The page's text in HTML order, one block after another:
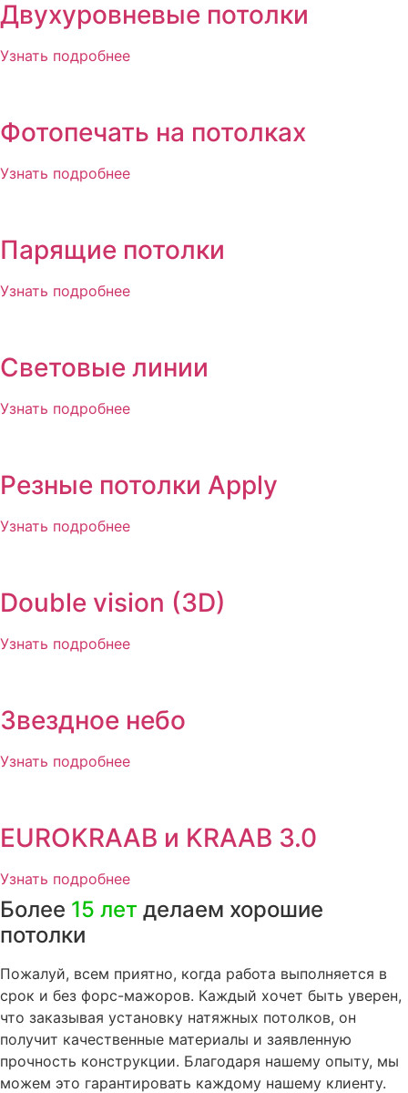
Двухуровневые потолки
Узнать подробнее
Фотопечать на потолках
Узнать подробнее
Парящие потолки
Узнать подробнее
Световые линии
Узнать подробнее
Резные потолки Apply
Узнать подробнее
Double vision (3D)
Узнать подробнее
Звездное небо
Узнать подробнее
EUROKRAAB и KRAAB 3.0
Узнать подробнее
Более 15 лет делаем хорошие
потолки
Пожалуй, всем приятно, когда работа выполняется в
срок и без форс-мажоров. Каждый хочет быть уверен,
что заказывая установку натяжных потолков, он
получит качественные материалы и заявленную
прочность конструкции. Благодаря нашему опыту, мы
можем это гарантировать каждому нашему клиенту.